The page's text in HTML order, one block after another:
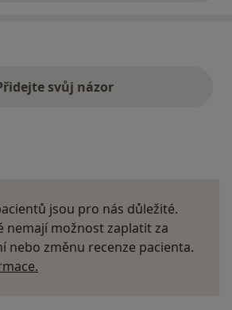
svůj názor
jsou pro nás důležité.
nemají možnost zaplatit za
nebo změnu recenze pacienta.